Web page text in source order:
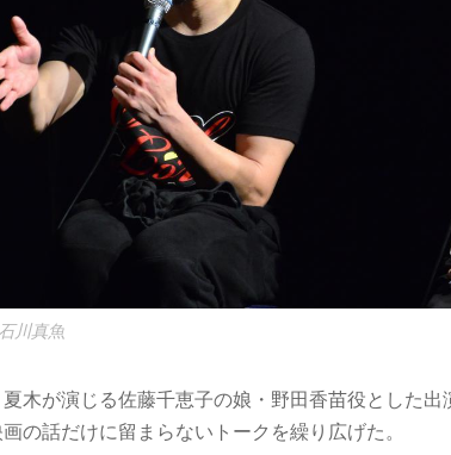
川真魚
夏木が演じる佐藤千恵子の娘・野田香苗役とした
の話だけに留まらないトークを繰り広げた。